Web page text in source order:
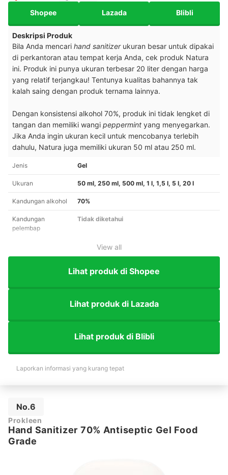
Shopee Lazada Blibli
Deskripsi Produk
Bila Anda mencari hand sanitizerukuran besar untuk dipakai
di perkantoran atau tempat kerja Anda, cek produk Natura
ini. Produk ini punya ukuran terbesar 20 liter dengan harga
yang relatif terjangkau! Tentunya kualitas bahannya tak
kalah saing dengan produk ternama lainnya.
Dengan konsistensi alkohol 70%, produk ini tidak lengket di
tangan dan memiliki wangi peppermint yang menyegarkan.
Jika Anda ingin ukuran kecil untuk mencobanya terlebih
dahulu, Natura juga memiliki ukuran 50 ml atau 250 ml.
Jenis Gel
Ukuran 50 ml, 250 ml, 500 ml, 1 l, 1,5 l, 5 l, 20 l
Kandungan alkohol 70%
Kandungan
pelembap
Tidak diketahui
View all
Lihat produk di Shopee
Lihat produk di Lazada
Lihat produk di Blibli
Laporkan informasi yang kurang tepat
No.6
Prokleen
Hand Sanitizer 70% Antiseptic Gel Food
Grade